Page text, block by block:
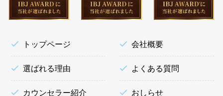
トップページ
選ばれる理由
カウンセラー紹介
会社概要
よくある質問
おしらせ